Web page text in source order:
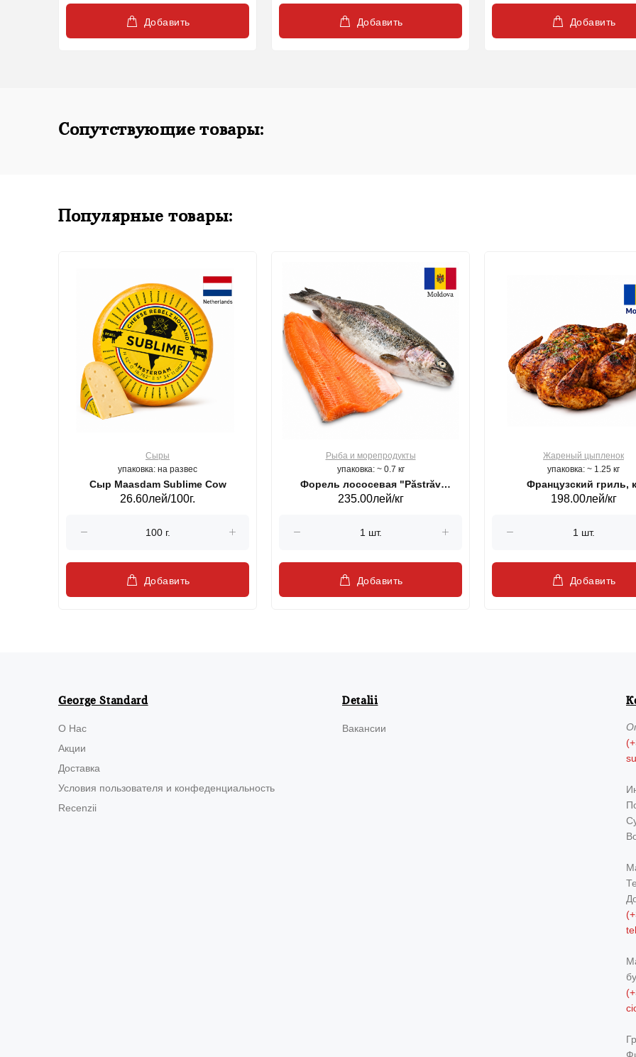
Добавить Добавить Добавить
Сопутствующие товары:
Популярные товары:
Сыры
упаковка: на развес
Сыр Maasdam Sublime Cow
26.60лей/100г.
Добавить
Рыба и морепродукты
упаковка: ~ 0.7 кг
Форель лососевая "Păstrăv
Moldovenesc"
235.00лей/кг
Добавить
Жареный цыпленок
упаковка: ~ 1.25 кг
Французский гриль,
198.00лей/кг
Добавить
George Standard
О Нас
Акции
Доставка
Условия пользователя и конфеденциальность
Recenzii
Detalii
Вакансии